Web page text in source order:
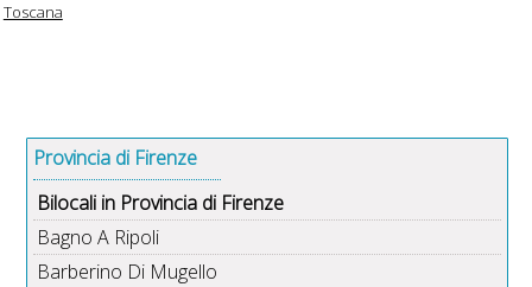
Toscana
Provincia di Firenze
Bilocali in Provincia di Firenze
Bagno A Ripoli
Barberino Di Mugello